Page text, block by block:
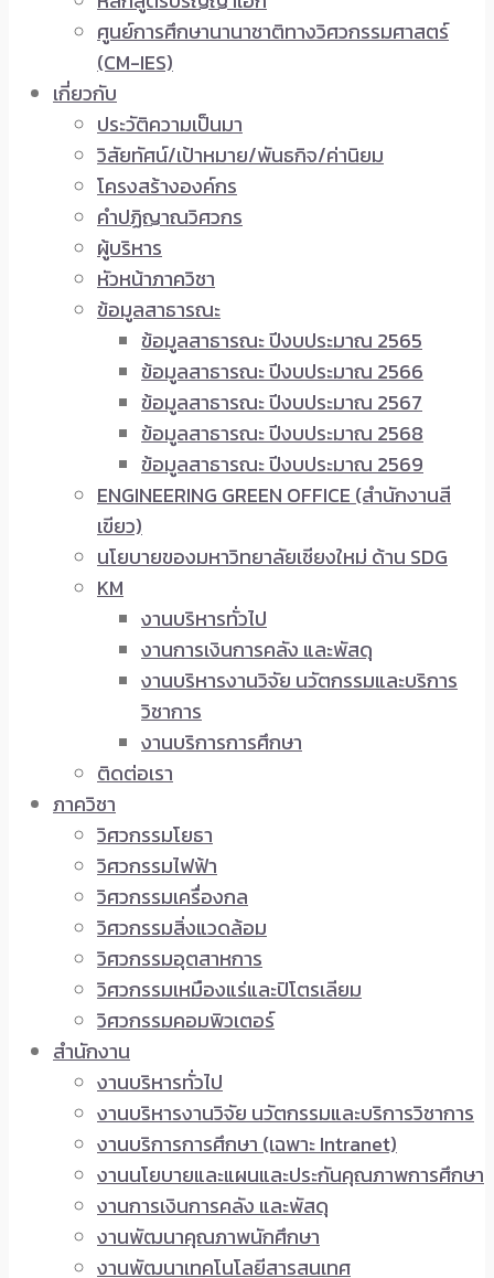
ศูนย์การศึกษานานาชาติทางวิศวกรรมศาสตร์
(CM-IES)
เกี่ยวกับ
ประวัติความเป็นมา
วิสัยทัศน์/เป้าหมาย/พันธกิจ/ค่านิยม
โครงสร้างองค์กร
คำปฏิญาณวิศวกร
ผู้บริหาร
หัวหน้าภาควิชา
ข้อมูลสาธารณะ
ข้อมูลสาธารณะ ปีงบประมาณ 2565
ข้อมูลสาธารณะ ปีงบประมาณ 2566
ข้อมูลสาธารณะ ปีงบประมาณ 2567
ข้อมูลสาธารณะ ปีงบประมาณ 2568
ข้อมูลสาธารณะ ปีงบประมาณ 2569
ENGINEERING GREEN OFFICE (สำนักงานสี
เขียว)
นโยบายของมหาวิทยาลัยเชียงใหม่ ด้าน SDG
KM
งานบริหารทั่วไป
งานการเงินการคลัง และพัสดุ
งานบริหารงานวิจัย นวัตกรรมและบริการ
วิชาการ
งานบริการการศึกษา
ติดต่อเรา
ภาควิชา
วิศวกรรมโยธา
วิศวกรรมไฟฟ้า
วิศวกรรมเครื่องกล
วิศวกรรมสิ่งแวดล้อม
วิศวกรรมอุตสาหการ
วิศวกรรมเหมืองแร่และปิโตรเลียม
วิศวกรรมคอมพิวเตอร์
สำนักงาน
งานบริหารทั่วไป
งานบริหารงานวิจัย นวัตกรรมและบริการวิชาการ
งานบริการการศึกษา (เฉพาะ Intranet)
งานนโยบายและแผนและประกันคุณภาพการศึกษา
งานการเงินการคลัง และพัสดุ
งานพัฒนาคุณภาพนักศึกษา
งานพัฒนาเทคโนโลยีสารสนเทศ